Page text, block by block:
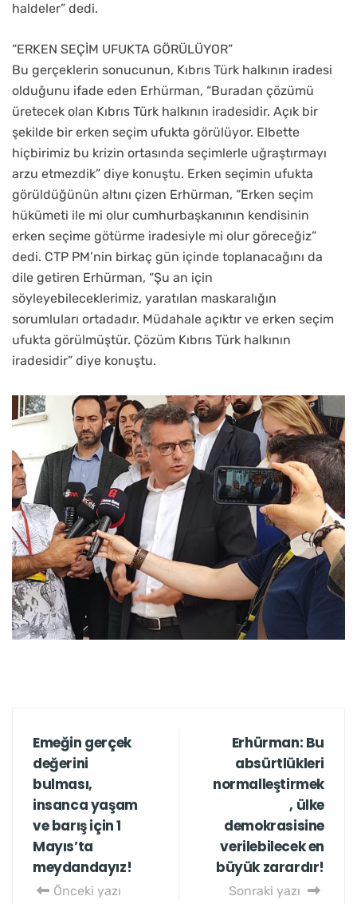
haldeler” dedi.
“ERKEN SEÇİM UFUKTA GÖRÜLÜYOR”
Bu gerçeklerin sonucunun, Kıbrıs Türk halkının iradesi
olduğunu ifade eden Erhürman, “Buradan çözümü
üretecek olan Kıbrıs Türk halkının iradesidir. Açık bir
şekilde bir erken seçim ufukta görülüyor. Elbette
hiçbirimiz bu krizin ortasında seçimlerle uğraştırmayı
arzu etmezdik” diye konuştu. Erken seçimin ufukta
görüldüğünün altını çizen Erhürman, “Erken seçim
hükümeti ile mi olur cumhurbaşkanının kendisinin
erken seçime götürme iradesiyle mi olur göreceğiz”
dedi. CTP PM’nin birkaç gün içinde toplanacağını da
dile getiren Erhürman, “Şu an için
söyleyebileceklerimiz, yaratılan maskaralığın
sorumluları ortadadır. Müdahale açıktır ve erken seçim
ufukta görülmüştür. Çözüm Kıbrıs Türk halkının
iradesidir” diye konuştu.
Emeğin gerçek
değerini
bulması,
insanca yaşam
ve barış için 1
Mayıs’ta
meydandayız!
Önceki yazı
Erhürman: Bu
absürtlükleri
normalleştirmek
, ülke
demokrasisine
verilebilecek en
büyük zarardır!
Sonraki yazı